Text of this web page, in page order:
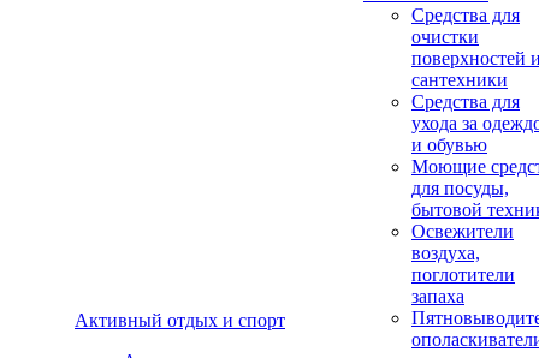
Активный отдых и спорт
Средства для
очистки
поверхностей
сантехники
Средства для
ухода за
и обувью
Моющие
для посуды,
бытовой
Освежители
воздуха,
поглотители
запаха